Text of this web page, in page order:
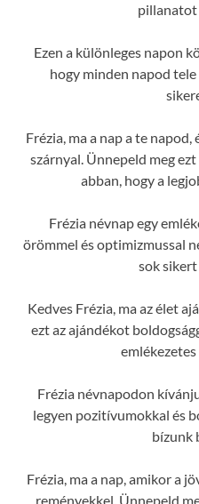
Ezen a különleges napon
hogy minden napod
Frézia, ma a nap a te
szárnyal. Ünnepeld meg
abban, hogy a
Frézia névnap egy
örömmel és optimizmussal
sok
Kedves Frézia, ma az élet
ezt az ajándékot
Frézia névnapodon
legyen pozitívumokkal és
bízunk
Frézia, ma a nap, amikor a
reményekkel. Ünnepeld